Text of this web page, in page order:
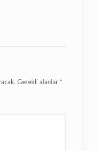
Gerekli alanlar*